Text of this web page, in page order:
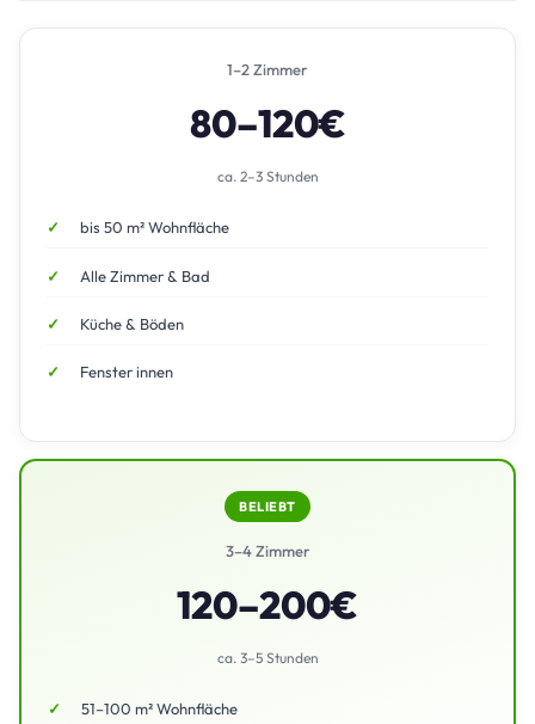
1–2 Zimmer
80–120€
ca. 2–3 Stunden
bis 50 m² Wohnfläche
Alle Zimmer & Bad
Küche & Böden
Fenster innen
BELIEBT
3–4 Zimmer
120–200€
ca. 3–5 Stunden
51–100 m² Wohnfläche